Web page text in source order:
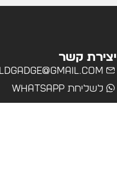
יצירת קשר
לשליחת WhatsApp